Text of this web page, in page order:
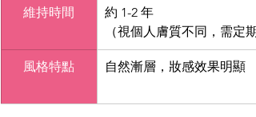
維持時間
約 1-2 年
（視個人膚質不同，需定
風格特點 自然漸層，妝感效果明顯